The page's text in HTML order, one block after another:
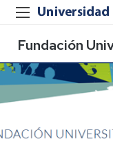
Fundación